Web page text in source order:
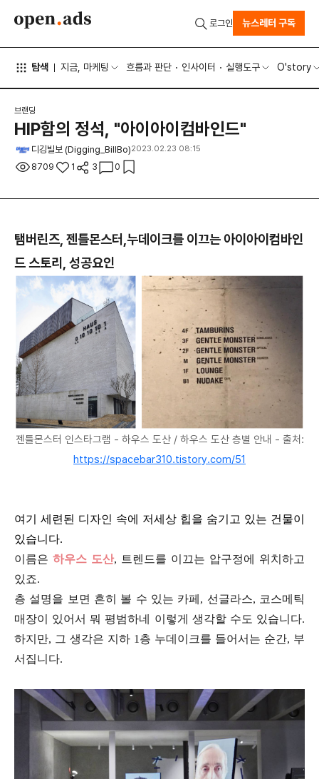
탐색 지금, 마케팅 흐름과 판단 인사이터 실행도구 O'story
로그인 뉴스레터 구독
브랜딩
HIP함의 정석, "아이아이컴바인드"
디깅빌보 (Digging_BillBo)2023.02.23 08:15
8709 1 3 0
탬버린즈, 젠틀몬스터,누데이크를 이끄는 아이아이컴바인
드 스토리, 성공요인
젠틀몬스터 인스타그램 - 하우스 도산 / 하우스 도산 층별 안내 - 출처:
https://spacebar310.tistory.com/51
여기 세련된 디자인 속에 저세상 힙을 숨기고 있는 건물이
있습니다.
이름은 하우스 도산, 트렌드를 이끄는 압구정에 위치하고
있죠.
층 설명을 보면 흔히 볼 수 있는 카페, 선글라스, 코스메틱
매장이 있어서 뭐 평범하네 이렇게 생각할 수도 있습니다.
하지만, 그 생각은 지하 1층 누데이크를 들어서는 순간, 부
서집니다.